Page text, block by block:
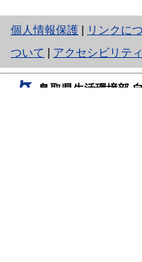
個人情報保護
と
り
ネ
リンクに
ついて
アクセシビリティ
鳥取県生活環境部